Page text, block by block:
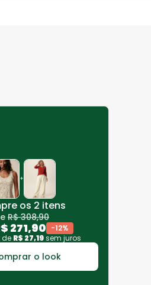
+
os 2 itens
R$ 308,90
271,90 -12%
de R$ 27,19sem juros
o look